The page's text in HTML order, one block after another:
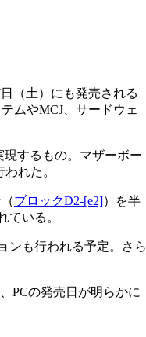
（土）にも発売される
ムやMCJ、サードウェ
するもの。マザーボー
れた。
ブロックD2-[e2]）を半
ている。
ンも行われる予定。さら
PCの発売日が明らかに